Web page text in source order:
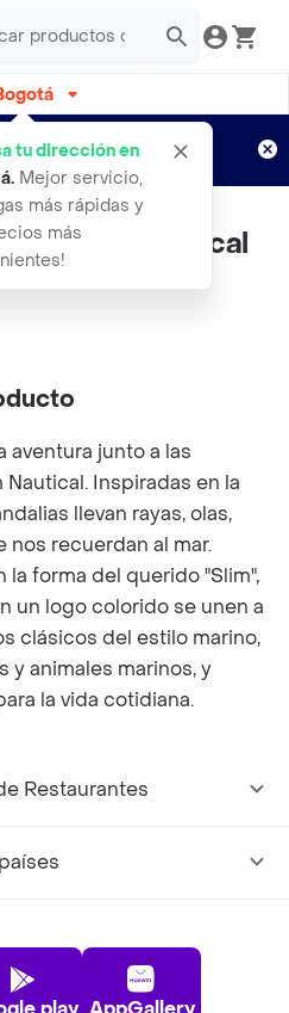
tu dirección en
. Mejor servicio,
más rápidas y
más
semanas
Aplican TyC
Slim Nautical
aventura junto a las
Inspiradas en la
llevan rayas, olas,
recuerdan al mar.
la forma del querido "Slim",
un logo colorido se unen a
clásicos del estilo marino,
y animales marinos, y
la vida cotidiana.
Restaurantes